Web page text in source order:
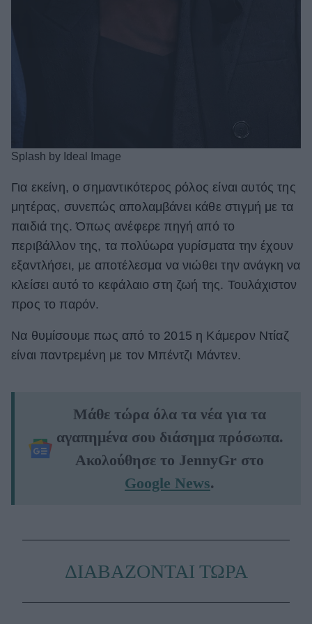
Splash by Ideal Image
Για εκείνη, ο σημαντικότερος ρόλος είναι αυτός της
μητέρας, συνεπώς απολαμβάνει κάθε στιγμή με τα
παιδιά της. Όπως ανέφερε πηγή από το
περιβάλλον της, τα πολύωρα γυρίσματα την έχουν
εξαντλήσει, με αποτέλεσμα να νιώθει την ανάγκη να
κλείσει αυτό το κεφάλαιο στη ζωή της. Τουλάχιστον
προς το παρόν.
Να θυμίσουμε πως από το 2015 η Κάμερον Ντίαζ
είναι παντρεμένη με τον Μπέντζι Μάντεν.
Μάθε τώρα όλα τα νέα για τα
αγαπημένα σου διάσημα πρόσωπα.
Ακολούθησε το JennyGr στο
Google News.
ΔΙΑΒΑΖΟΝΤΑΙ ΤΩΡΑ